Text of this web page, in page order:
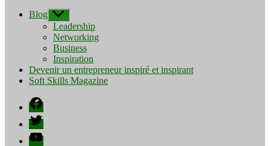
Blog Afficher
le
sous-
menu
Leadership
Networking
Business
Inspiration
Devenir un entrepreneur inspiré et inspirant
Soft Skills Magazine
Facebook
Twitter
YouTube